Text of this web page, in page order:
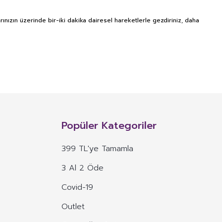
üzerinde bir-iki dakika dairesel hareketlerle gezdiriniz, daha
maddelerin konsantre veya ekstraktlarının tek başına veya
dozu belirlenmiş ürünleri ifade eder.
böyle özelliklere atıfta bulunan ifadeler yer alamaz.
eden veya vurgulayan ifadeler yer alamaz.
Popüler Kategoriler
399 TL'ye Tamamla
3 Al 2 Öde
Covid-19
Outlet